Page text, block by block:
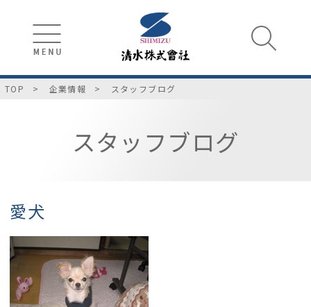
TOP 企業情報 スタッフブログ
スタッフブログ
愛犬